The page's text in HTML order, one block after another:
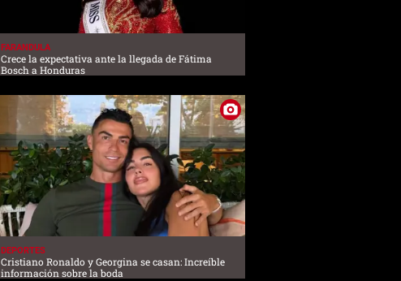
FARANDULA
Crece la expectativa ante la llegada de Fátima
Bosch a Honduras
DEPORTES
Cristiano Ronaldo y Georgina se casan: Increíble
información sobre la boda